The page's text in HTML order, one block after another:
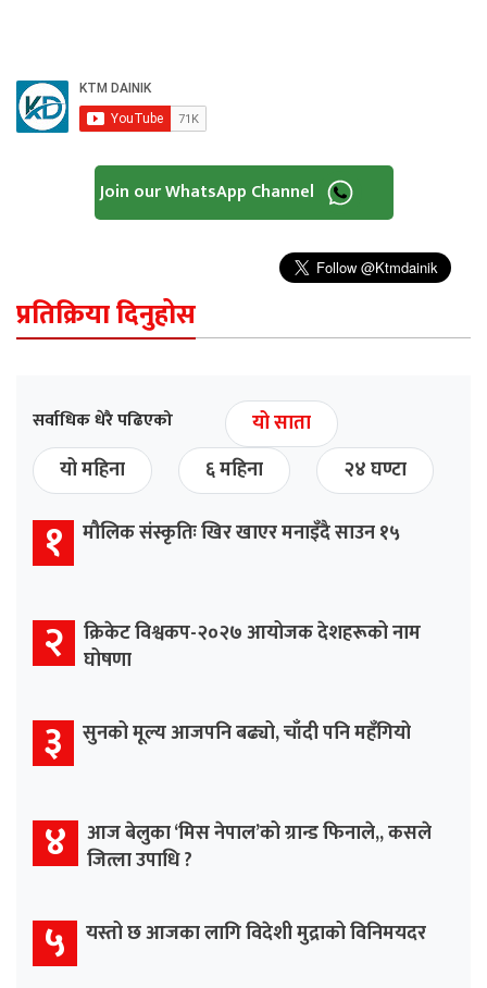
Join our WhatsApp Channel
प्रतिक्रिया दिनुहोस
सर्वाधिक धेरै पढिएको
यो साता
यो महिना
६ महिना २४ घण्टा
१ मौलिक संस्कृतिः खिर खाएर मनाइँदै साउन १५
२ क्रिकेट विश्वकप-२०२७ आयोजक देशहरूको नाम
घोषणा
३ सुनको मूल्य आजपनि बढ्यो, चाँदी पनि महँगियो
४ आज बेलुका ‘मिस नेपाल’को ग्रान्ड फिनाले,, कसले
जित्ला उपाधि ?
५ यस्तो छ आजका लागि विदेशी मुद्राको विनिमयदर